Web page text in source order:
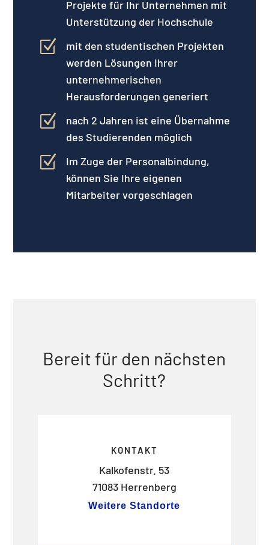
Projekte für Ihr Unternehmen mit
Unterstützung der Hochschule
Z
mit den studentischen Projekten
werden Lösungen Ihrer
unternehmerischen
Herausforderungen generiert
Z
nach 2 Jahren ist eine Übernahme
des Studierenden möglich
Z
Im Zuge der Personalbindung,
können Sie Ihre eigenen
Mitarbeiter vorgeschlagen
Bereit für den nächsten
Schritt?
KONTAKT
Kalkofenstr. 53
71083 Herrenberg
Weitere Standorte